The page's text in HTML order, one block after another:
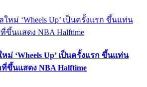
ม่ ‘Wheels Up’ เป็นครั้งแรก ขึ้นแท่น
ขึ้นแสดง NBA Halftime